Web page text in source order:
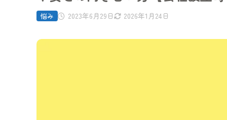
2023年6月29日 2026年1月24日
悩み